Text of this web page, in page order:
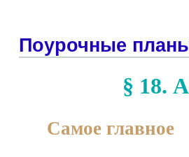
Поурочные
§ 18.
Самое главное